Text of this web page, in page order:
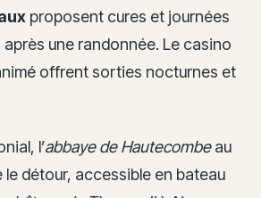
proposent cures et journées
une randonnée. Le casino
offrent sorties nocturnes et
l’abbaye de Hautecombeau
le détour, accessible en bateau